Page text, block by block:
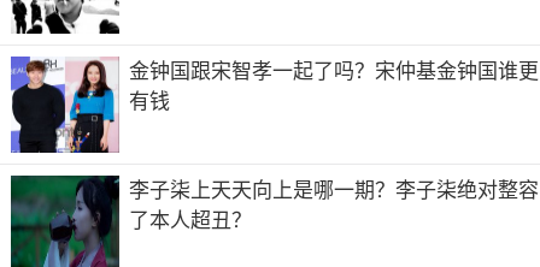
金钟国跟宋智孝一起了吗？宋仲基金钟国谁更
有钱
李子柒上天天向上是哪一期？李子柒绝对整容
了本人超丑？